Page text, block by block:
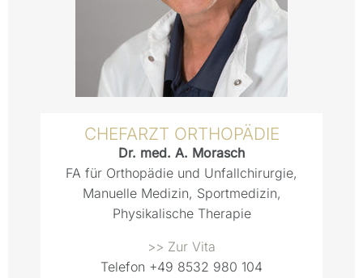
CHEFARZT ORTHOPÄDIE
Dr. med. A. Morasch
FA für Orthopädie und Unfallchirurgie,
Manuelle Medizin, Sportmedizin,
Physikalische Therapie
>> Zur Vita
Telefon +49 8532 980 104